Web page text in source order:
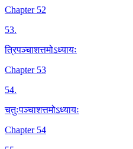
Chapter 52
53.
त्रिपञ्चाशत्तमोऽध्यायः
Chapter 53
54.
चतुःपञ्चाशत्तमोऽध्यायः
Chapter 54